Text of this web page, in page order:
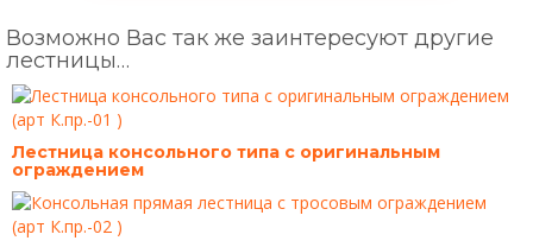
Возможно Вас так же заинтересуют другие
лестницы…
Лестница консольного типа с оригинальным
ограждением